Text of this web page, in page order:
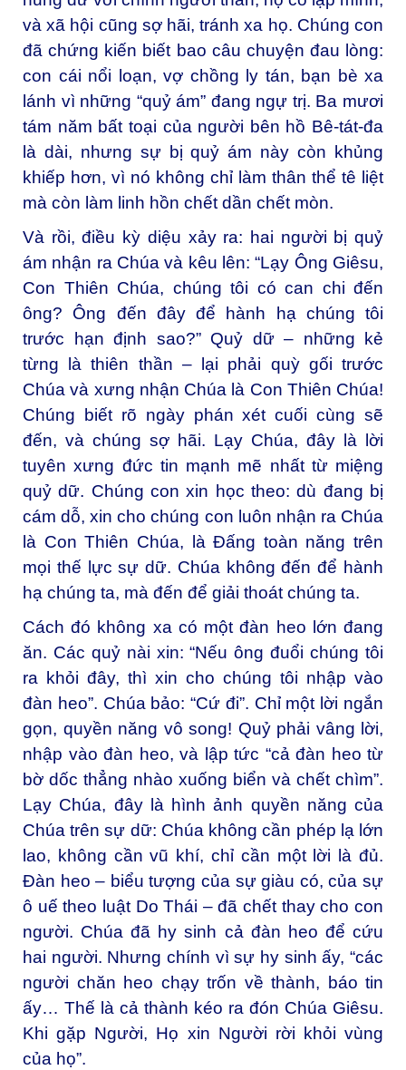
và xã hội cũng sợ hãi, tránh xa họ. Chúng con
đã chứng kiến biết bao câu chuyện đau lòng:
con cái nổi loạn, vợ chồng ly tán, bạn bè xa
lánh vì những “quỷ ám” đang ngự trị. Ba mươi
tám năm bất toại của người bên hồ Bê-tát-đa
là dài, nhưng sự bị quỷ ám này còn khủng
khiếp hơn, vì nó không chỉ làm thân thể tê liệt
mà còn làm linh hồn chết dần chết mòn.
Và rồi, điều kỳ diệu xảy ra: hai người bị quỷ
ám nhận ra Chúa và kêu lên: “Lạy Ông Giêsu,
Con Thiên Chúa, chúng tôi có can chi đến
ông? Ông đến đây để hành hạ chúng tôi
trước hạn định sao?” Quỷ dữ – những kẻ
từng là thiên thần – lại phải quỳ gối trước
Chúa và xưng nhận Chúa là Con Thiên Chúa!
Chúng biết rõ ngày phán xét cuối cùng sẽ
đến, và chúng sợ hãi. Lạy Chúa, đây là lời
tuyên xưng đức tin mạnh mẽ nhất từ miệng
quỷ dữ. Chúng con xin học theo: dù đang bị
cám dỗ, xin cho chúng con luôn nhận ra Chúa
là Con Thiên Chúa, là Đấng toàn năng trên
mọi thế lực sự dữ. Chúa không đến để hành
hạ chúng ta, mà đến để giải thoát chúng ta.
Cách đó không xa có một đàn heo lớn đang
ăn. Các quỷ nài xin: “Nếu ông đuổi chúng tôi
ra khỏi đây, thì xin cho chúng tôi nhập vào
đàn heo”. Chúa bảo: “Cứ đi”. Chỉ một lời ngắn
gọn, quyền năng vô song! Quỷ phải vâng lời,
nhập vào đàn heo, và lập tức “cả đàn heo từ
bờ dốc thẳng nhào xuống biển và chết chìm”.
Lạy Chúa, đây là hình ảnh quyền năng của
Chúa trên sự dữ: Chúa không cần phép lạ lớn
lao, không cần vũ khí, chỉ cần một lời là đủ.
Đàn heo – biểu tượng của sự giàu có, của sự
ô uế theo luật Do Thái – đã chết thay cho con
người. Chúa đã hy sinh cả đàn heo để cứu
hai người. Nhưng chính vì sự hy sinh ấy, “các
người chăn heo chạy trốn về thành, báo tin
ấy… Thế là cả thành kéo ra đón Chúa Giêsu.
Khi gặp Người, Họ xin Người rời khỏi vùng
của họ”.